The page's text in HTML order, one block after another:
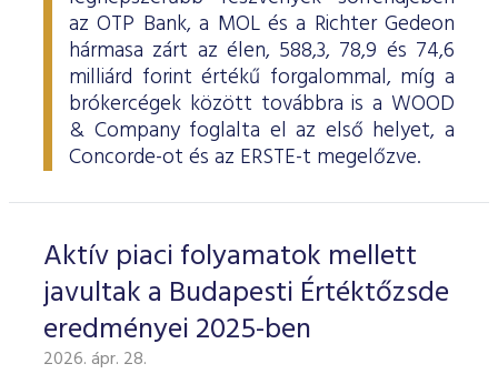
az OTP Bank, a MOL és a Richter Gedeon
hármasa zárt az élen, 588,3, 78,9 és 74,6
milliárd forint értékű forgalommal, míg a
brókercégek között továbbra is a WOOD
& Company foglalta el az első helyet, a
Concorde-ot és az ERSTE-t megelőzve.
Aktív piaci folyamatok mellett
javultak a Budapesti Értéktőzsde
eredményei 2025-ben
2026. ápr. 28.